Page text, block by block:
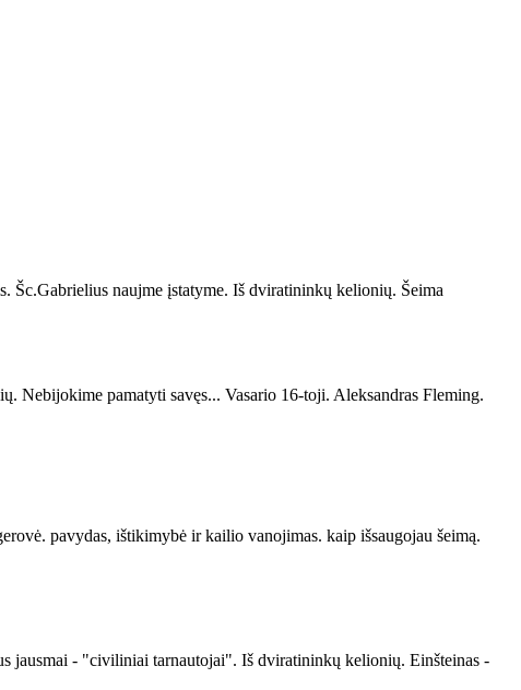
Šc.Gabrielius naujme įstatyme. Iš dviratininkų kelionių. Šeima
Nebijokime pamatyti savęs... Vasario 16-toji. Aleksandras Fleming.
pavydas, ištikimybė ir kailio vanojimas. kaip išsaugojau šeimą.
jausmai - "civiliniai tarnautojai". Iš dviratininkų kelionių. Einšteinas -